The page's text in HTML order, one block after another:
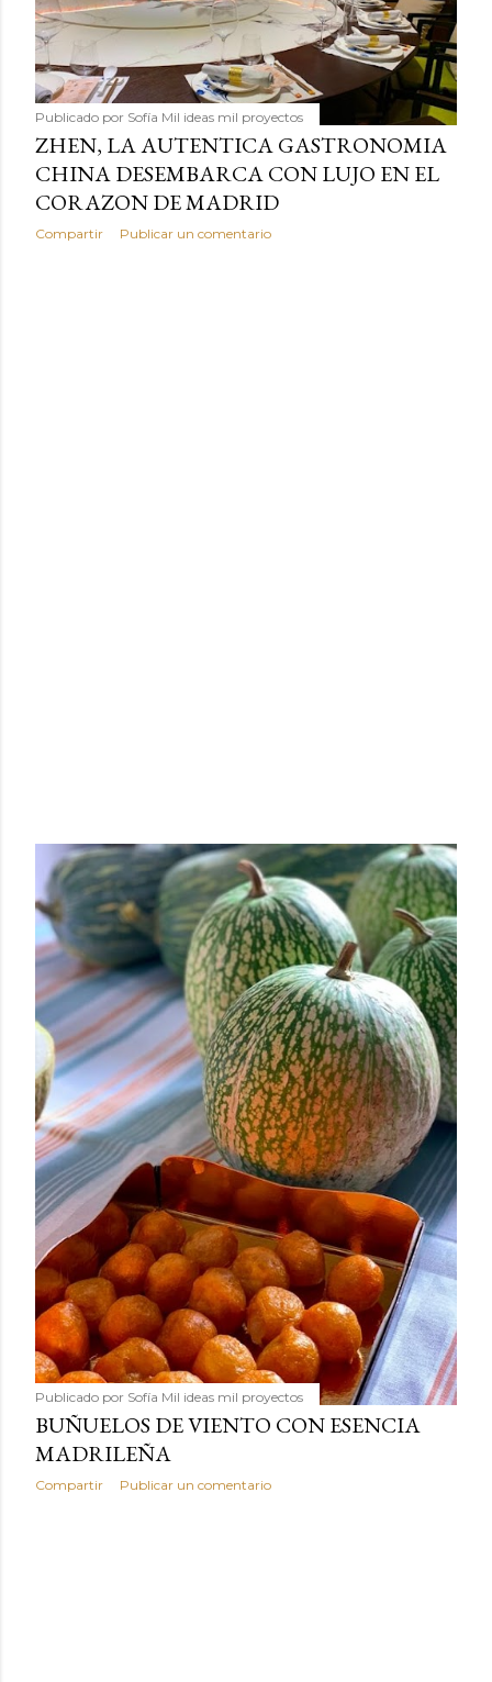
Publicado por Sofía Mil ideas mil proyectos
ZHEN, LA AUTENTICA GASTRONOMIA
CHINA DESEMBARCA CON LUJO EN EL
CORAZON DE MADRID
Compartir Publicar un comentario
Publicado por Sofía Mil ideas mil proyectos
BUÑUELOS DE VIENTO CON ESENCIA
MADRILEÑA
Compartir Publicar un comentario